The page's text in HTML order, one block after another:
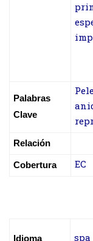
Palabras
Clave
Relación
Cobertura EC
Idioma spa